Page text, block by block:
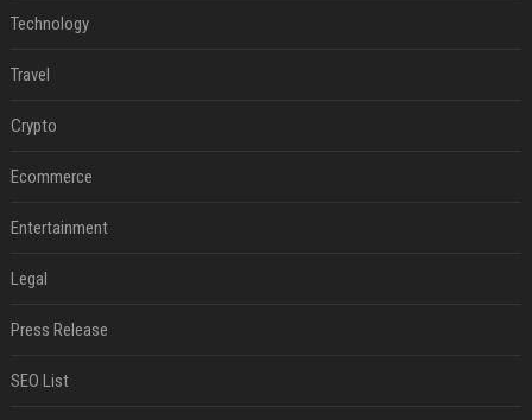
Technology
Travel
Crypto
Ecommerce
Entertainment
Legal
Press Release
SEO List